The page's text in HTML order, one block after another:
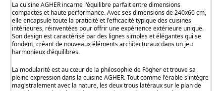
La cuisine AGHER incarne l'équilibre parfait entre dimensions
compactes et haute performance. Avec ses dimensions de 240x60 cm,
elle encapsule toute la praticité et l'efficacité typique des cuisines
intérieures, réinventées pour offrir une expérience extérieure unique.
Son design est caractérisé par des lignes simples et élégantes qui se
fondent, créant de nouveaux éléments architecturaux dans un jeu
harmonieux d'équilibres.
La modularité est au cœur de la philosophie de Fògher et trouve sa
pleine expression dans la cuisine AGHER. Tout comme l'érable s'intègre
magistralement avec la nature, les deux trous latéraux sur le plan de